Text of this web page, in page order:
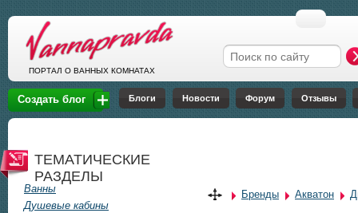
ПОРТАЛ О ВАННЫХ КОМНАТАХ Форма поиска
Создать блог Блоги Новости Форум Отзывы
ТЕМАТИЧЕСКИЕ
РАЗДЕЛЫ
Ванны
Душевые кабины
Бренды Акватон